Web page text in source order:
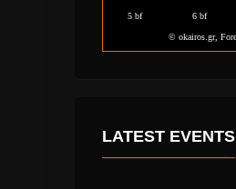
LATEST EVENTS